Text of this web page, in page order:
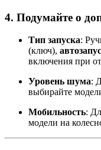
4. Подумайте о
Тип запуска:
(ключ),
включения при
Уровень шума:
выбирайте
Мобильность:
модели на